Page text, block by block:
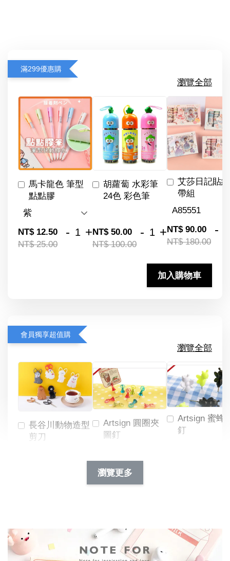
滿299優惠購
瀏覽全部
馬卡龍色 筆型
點點膠
NT$ 12.50
NT$ 25.00
- +
胡蘿蔔 水彩筆
24色 彩色筆
NT$ 50.00
NT$ 100.00
- +
艾莎日記貼
帶組
NT$ 90.00
NT$ 180.00
-
加入購物車
會員獨享超值購
瀏覽全部
長谷川動物造型
剪刀
Artsign 圓圈夾
圖釘
NT$ 19.00
NT$ 66.00
Artsign 蜜蜂
釘
瀏覽更多